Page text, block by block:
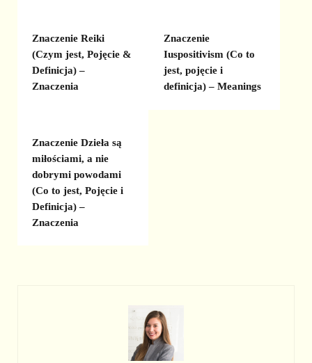
Znaczenie Reiki
(Czym jest, Pojęcie &
Definicja) –
Znaczenia
Znaczenie
Iuspositivism (Co to
jest, pojęcie i
definicja) – Meanings
Znaczenie Dzieła są
miłościami, a nie
dobrymi powodami
(Co to jest, Pojęcie i
Definicja) –
Znaczenia